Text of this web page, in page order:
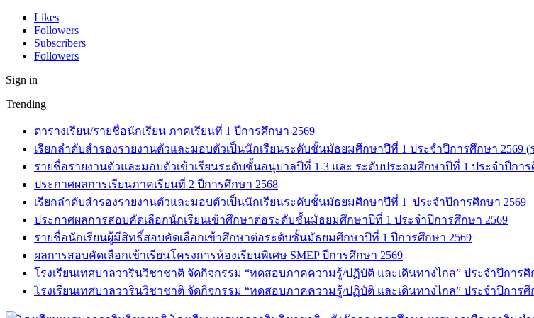
Likes
Followers
Subscribers
Followers
Sign in
Trending
ตารางเรียน/รายชื่อนักเรียน ภาคเรียนที่ 1 ปีการศึกษา 2569
เรียกลำดับสำรองรายงานตัวและมอบตัวเป็นนักเรียนระดับชั้นมัธยมศึกษาปีที่ 1 ประจำปีการศึกษา 2569 (
รายชื่อรายงานตัวและมอบตัวเข้าเรียนระดับชั้นอนุบาลปีที่ 1-3 และ ระดับประถมศึกษาปีที่ 1 ประจำปีการ
ประกาศผลการเรียนภาคเรียนที่ 2 ปีการศึกษา 2568
เรียกลำดับสำรองรายงานตัวและมอบตัวเป็นนักเรียนระดับชั้นมัธยมศึกษาปีที่ 1 ประจำปีการศึกษา 2569
ประกาศผลการสอบคัดเลือกนักเรียนเข้าศึกษาต่อระดับชั้นมัธยมศึกษาปีที่ 1 ประจำปีการศึกษา 2569
รายชื่อนักเรียนผู้มีสิทธิ์สอบคัดเลือกเข้าศึกษาต่อระดับชั้นมัธยมศึกษาปีที่ 1 ปีการศึกษา 2569
ผลการสอบคัดเลือกเข้าเรียนโครงการห้องเรียนพิเศษ SMEP ปีการศึกษา 2569
โรงเรียนเทศบาลวารินวิชาชาติ จัดกิจกรรม “ทดสอบภาคความรู้/ปฏิบัติ และเดินทางไกล” ประจำปีการ
โรงเรียนเทศบาลวารินวิชาชาติ จัดกิจกรรม “ทดสอบภาคความรู้/ปฏิบัติ และเดินทางไกล” ประจำปีกา